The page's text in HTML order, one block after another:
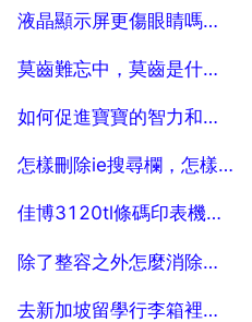
2025-07-25 液晶顯示屏更傷眼睛嗎，液晶螢幕傷害眼睛嗎 為什麼
2025-07-25 莫齒難忘中，莫齒是什麼意思？成語有什麼典故？
2025-07-25 如何促進寶寶的智力和視力發育
2025-07-25 怎樣刪除ie搜尋欄，怎樣刪除搜尋欄歷史？
2025-07-25 佳博3120tl條碼印表機列印出來位置不對
2025-07-25 除了整容之外怎麼消除天生肉眼泡
2025-07-25 去新加坡留學行李箱裡應該準備哪些物品